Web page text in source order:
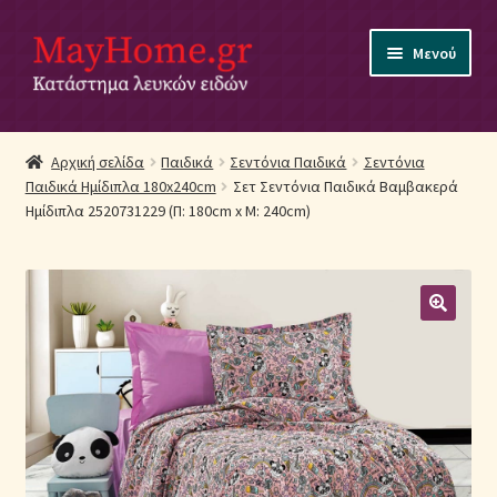
Απευθείας
μετάβαση
στην
Μετάβαση
σε
περιεχόμενο
Μενού
Αρχική
Ακύρωση Παραγγελίας
Βρεφικά Λευκά Είδη
Επικοινωνία
Επιστροφές Προϊόντων
Η εταιρία μας
Αρχική σελίδα Παιδικά Σεντόνια Παιδικά
Σεντόνια
Παιδικά Ημίδιπλα 180x240cm
Σετ Σεντόνια Παιδικά Βαμβακερά
Ημίδιπλα 2520731229 (Π: 180cm x Μ: 240cm)